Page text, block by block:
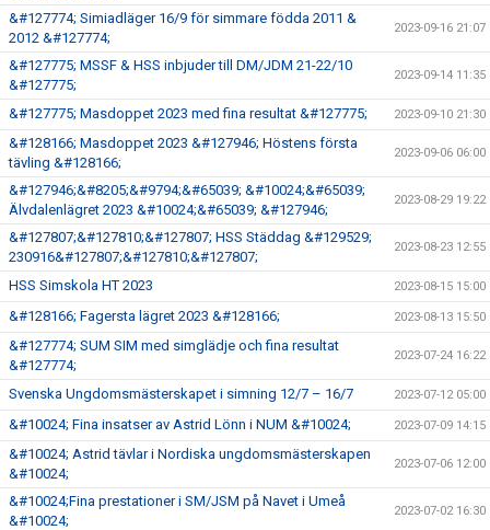
&#127774; Simiadläger 16/9 för simmare födda 2011 &
2012 &#127774;
2023-09-16 21:07
&#127775; MSSF & HSS inbjuder till DM/JDM 21-22/10
&#127775;
2023-09-14 11:35
&#127775; Masdoppet 2023 med fina resultat &#127775; 2023-09-10 21:30
&#128166; Masdoppet 2023 &#127946; Höstens första
tävling &#128166;
2023-09-06 06:00
&#127946;&#8205;&#9794;&#65039; &#10024;&#65039;
Älvdalenlägret 2023 &#10024;&#65039; &#127946;
2023-08-29 19:22
&#127807;&#127810;&#127807; HSS Städdag &#129529;
230916&#127807;&#127810;&#127807;
2023-08-23 12:55
HSS Simskola HT 2023 2023-08-15 15:00
&#128166; Fagersta lägret 2023 &#128166; 2023-08-13 15:50
&#127774; SUM SIM med simglädje och fina resultat
&#127774;
2023-07-24 16:22
Svenska Ungdomsmästerskapet i simning 12/7 – 16/7 2023-07-12 05:00
&#10024; Fina insatser av Astrid Lönn i NUM &#10024; 2023-07-09 14:15
&#10024; Astrid tävlar i Nordiska ungdomsmästerskapen
&#10024;
2023-07-06 12:00
&#10024;Fina prestationer i SM/JSM på Navet i Umeå
&#10024;
2023-07-02 16:30